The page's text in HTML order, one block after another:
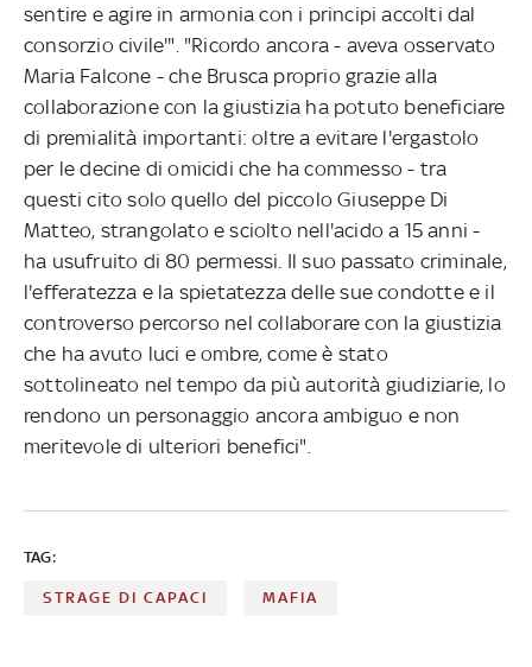
sentire e agire in armonia con i principi accolti dal
consorzio civile'". "Ricordo ancora - aveva osservato
Maria Falcone - che Brusca proprio grazie alla
collaborazione con la giustizia ha potuto beneficiare
di premialità importanti: oltre a evitare l'ergastolo
per le decine di omicidi che ha commesso - tra
questi cito solo quello del piccolo Giuseppe Di
Matteo, strangolato e sciolto nell'acido a 15 anni -
ha usufruito di 80 permessi. Il suo passato criminale,
l'efferatezza e la spietatezza delle sue condotte e il
controverso percorso nel collaborare con la giustizia
che ha avuto luci e ombre, come è stato
sottolineato nel tempo da più autorità giudiziarie, lo
rendono un personaggio ancora ambiguo e non
meritevole di ulteriori benefici".
TAG:
STRAGE DI CAPACI MAFIA